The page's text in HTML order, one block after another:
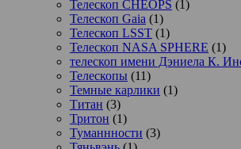
Телескоп CHEOPS (1)
Телескоп Gaia (1)
Телескоп LSST (1)
Телескоп NASA SPHERE (1)
телескоп имени Дэниела К.
Телескопы (11)
Темные карлики (1)
Титан (3)
Тритон (1)
Туманнности (3)